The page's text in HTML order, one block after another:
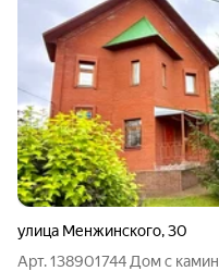
улица Менжинского,30
Арт. 138901744 Дом с